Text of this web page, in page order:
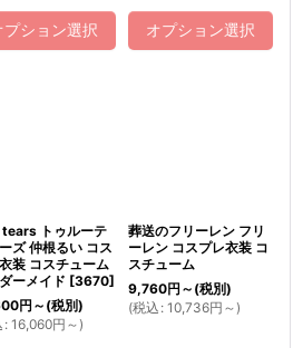
プション選択 オプション選択
トゥルーテ
ズ 仲根るい コス
装 コスチューム
ーメイド [3670]
円 ～ (税別)
: 16,060円 ～)
葬送のフリーレン フリ
ーレン コスプレ衣装 コ
スチューム
9,760円 ～ (税別)
(税込 : 10,736円 ～)